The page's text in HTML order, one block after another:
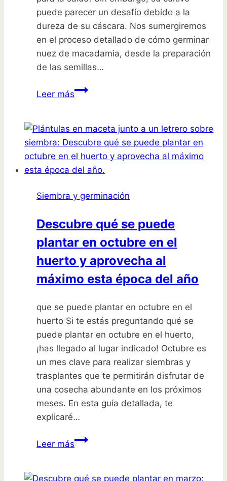
puede parecer un desafío debido a la
dureza de su cáscara. Nos sumergiremos
en el proceso detallado de cómo germinar
nuez de macadamia, desde la preparación
de las semillas…
Leer másSecreto
nuez
de
macadamia
de
fácil
efectiva
Siembra y germinación
Descubre qué se puede
plantar en octubre en el
huerto y aprovecha al
máximo esta época del año
que se puede plantar en octubre en el
huerto Si te estás preguntando qué se
puede plantar en octubre en el huerto,
¡has llegado al lugar indicado! Octubre es
un mes clave para realizar siembras y
trasplantes que te permitirán disfrutar de
una cosecha abundante en los próximos
meses. En esta guía detallada, te
explicaré…
Leer másDescubre